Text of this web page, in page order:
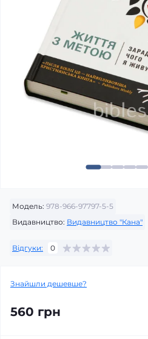
Модель: 978-966-97797-5-5
Видавництво: Видавництво "Кана"
Відгуки: 0
Знайшли дешевше?
560 грн